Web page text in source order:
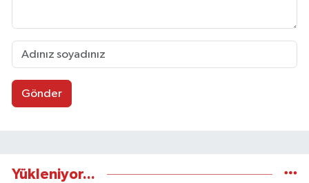
Gönder
Yükleniyor...